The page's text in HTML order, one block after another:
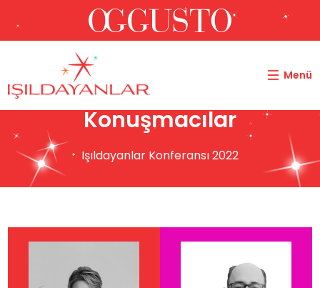
Menü
Konuşmacılar
Işıldayanlar Konferansı 2022